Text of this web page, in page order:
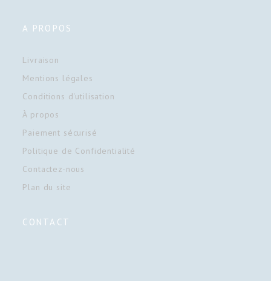
A PROPOS
Livraison
Mentions légales
Conditions d'utilisation
À propos
Paiement sécurisé
Politique de Confidentialité
Contactez-nous
Plan du site
CONTACT